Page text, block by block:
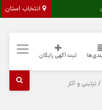
انتخاب استان
ثبت آگهی رایگان
/تزئینی و آثار